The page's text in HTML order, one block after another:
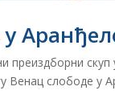
преиздборни
Венац слободе у